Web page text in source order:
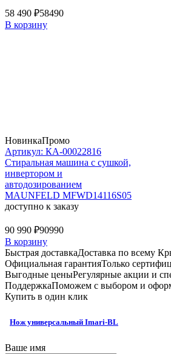
58 490 ₽58490
В корзину
НовинкаПромо
Артикул: КА-00022816
Стиральная машина c сушкой,
инвертором и
автодозированием
MAUNFELD MFWD14116S05
доступно к заказу
90 990 ₽90990
В корзину
Быстрая доставкаДоставка по всему
Официальная гарантияТолько
Выгодные ценыРегулярные акции и
ПоддержкаПоможем с выбором и
Купить в один клик
Нож универсальный Imari-BL
Ваше имя